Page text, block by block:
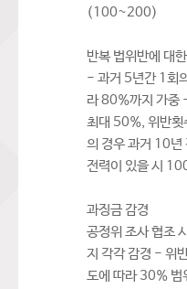
(100~200)
반복 법위반에 대
- 과거 5년간 1회
라 80%까지 가중
최대 50%, 위반
의 경우 과거 10년
전력이 있을 시
과징금 감경
공정위 조사 협조
지 각각 감경 - 위
도에 따라 30% 범